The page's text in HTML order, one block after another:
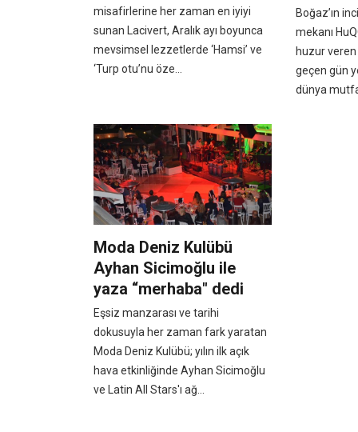
misafirlerine her zaman en iyiyi
sunan Lacivert, Aralık ayı boyunca
mevsimsel lezzetlerde ‘Hamsi’ ve
‘Turp otu’nu öze...
Boğaz’ın
mekanı
huzur
geçen gün
dünya
Moda Deniz Kulübü
Ayhan Sicimoğlu ile
yaza “merhaba" dedi
Eşsiz manzarası ve tarihi
dokusuyla her zaman fark yaratan
Moda Deniz Kulübü; yılın ilk açık
hava etkinliğinde Ayhan Sicimoğlu
ve Latin All Stars'ı ağ...